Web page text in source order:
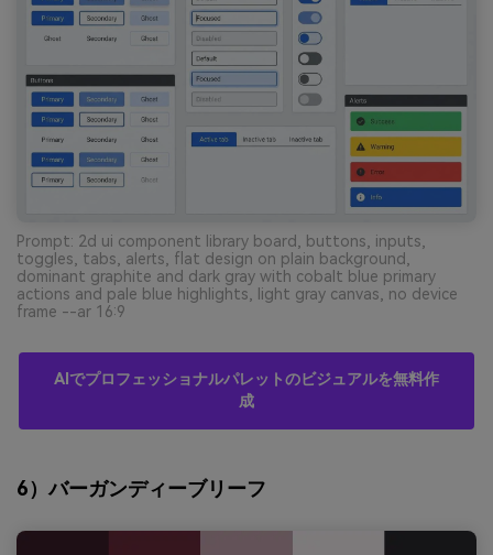
Prompt: 2d ui component library board, buttons, inputs,
toggles, tabs, alerts, flat design on plain background,
dominant graphite and dark gray with cobalt blue primary
actions and pale blue highlights, light gray canvas, no device
frame --ar 16:9
AIでプロフェッショナルパレットのビジュアルを無料作
成
6）バーガンディーブリーフ